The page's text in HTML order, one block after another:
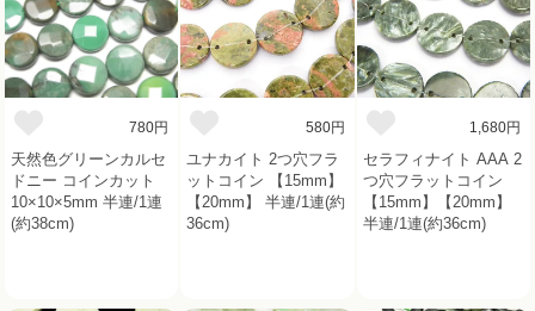
780円
天然色グリーンカルセ
ドニー コインカット
10×10×5mm 半連/1連
(約38cm)
580円
ユナカイト 2つ穴フラ
ットコイン 【15mm】
【20mm】 半連/1連(約
36cm)
1,680円
セラフィナイト AAA 2
つ穴フラットコイン
【15mm】【20mm】
半連/1連(約36cm)